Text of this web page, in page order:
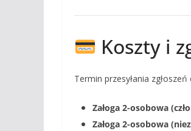
Koszty i
Termin przesyłania
Załoga 2-osobowa
Załoga 2-osobowa